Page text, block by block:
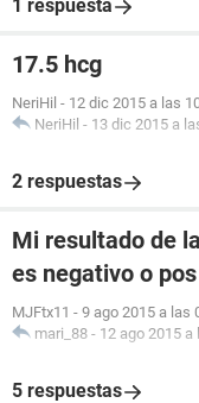
1 respuesta
17.5 hcg
NeriHil - 12 dic 2015 a las
NeriHil - 13 dic 2015 a
2 respuestas
Mi resultado de
es negativo o pos
MJFtx11 - 9 ago 2015 a las
mari_88 - 12 ago 2015 a
5 respuestas